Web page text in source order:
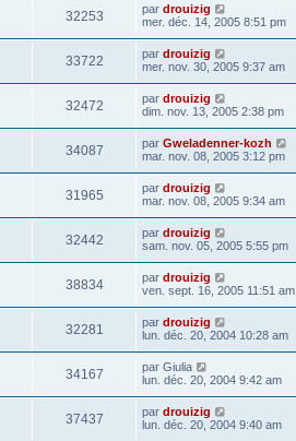
32253 par drouizig
mer. déc. 14, 2005 8:51 pm
33722 par drouizig
mer. nov. 30, 2005 9:37 am
32472 par drouizig
dim. nov. 13, 2005 2:38 pm
34087 par Gweladenner-kozh
mar. nov. 08, 2005 3:12 pm
31965 par drouizig
mar. nov. 08, 2005 9:34 am
32442 par drouizig
sam. nov. 05, 2005 5:55 pm
38834 par drouizig
ven. sept. 16, 2005 11:51 am
32281 par drouizig
lun. déc. 20, 2004 10:28 am
34167 par Giulia
lun. déc. 20, 2004 9:42 am
37437 par drouizig
lun. déc. 20, 2004 9:40 am